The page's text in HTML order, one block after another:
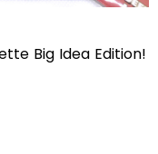
Big Idea Edition!